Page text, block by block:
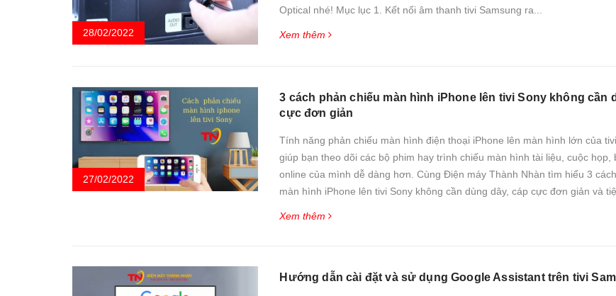
28/02/2022
Optical nhé! Mục lục 1. Kết nối âm thanh tivi Samsung ra...
Xem thêm
27/02/2022
3 cách phản chiếu màn hình iPhone lên tivi Sony không cần
cực đơn giản
Tính năng phản chiếu màn hình điện thoại iPhone lên màn hình lớn của
giúp bạn theo dõi các bộ phim hay trình chiếu màn hình tài liệu, cuộc họp,
online của mình dễ dàng hơn. Cùng Điện máy Thành Nhàn tìm hiểu 3
màn hình iPhone lên tivi Sony không cần dùng dây, cáp cực đơn giản và
Xem thêm
Hướng dẫn cài đặt và sử dụng Google Assistant trên tivi